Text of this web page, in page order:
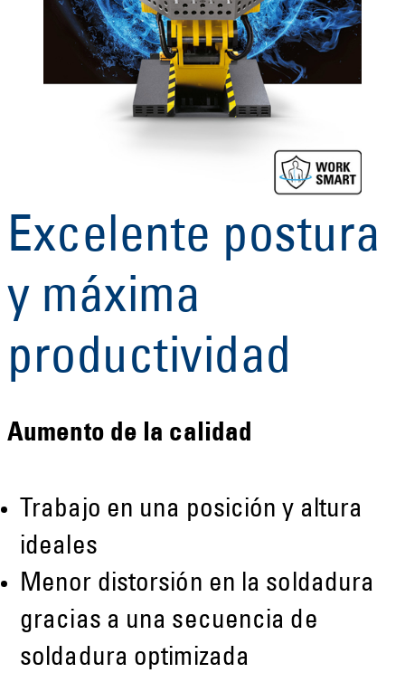
Excelente postura
y máxima
productividad
Aumento de la calidad
Trabajo en una posición y altura
ideales
Menor distorsión en la soldadura
gracias a una secuencia de
soldadura optimizada